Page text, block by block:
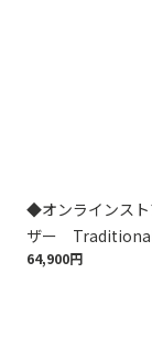
◆オンラインス
ザー
64,900円